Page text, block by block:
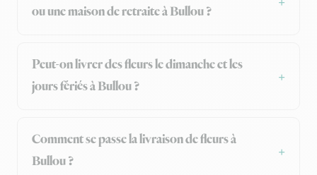
ou une maison de retraite à Bullou ?
Peut-on livrer des fleurs le dimanche et les
jours fériés à Bullou ?
Comment se passe la livraison de fleurs à
Bullou ?